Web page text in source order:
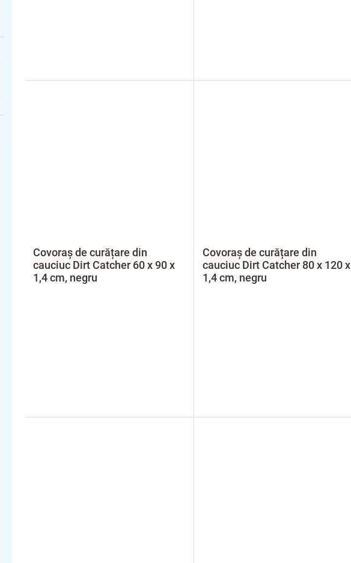
Covoraș de curățare din
cauciuc Dirt Catcher 60 x 90 x
1,4 cm, negru
Covoraș de curățare din
cauciuc Dirt Catcher 80 x 120 x
1,4 cm, negru